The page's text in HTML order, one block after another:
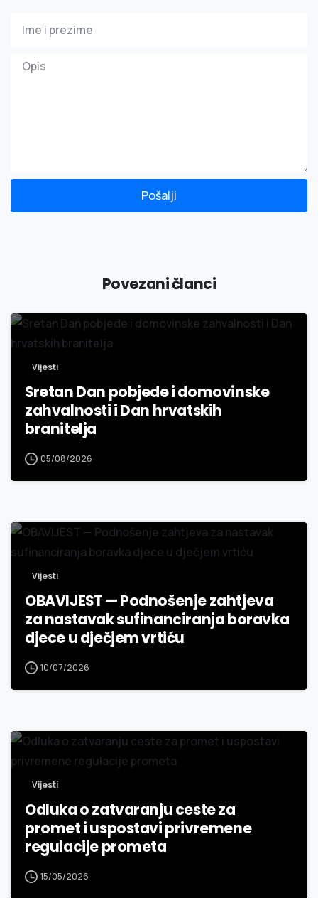
Pošalji
Povezani članci
Vijesti
Sretan Dan pobjede i domovinske
zahvalnosti i Dan hrvatskih
branitelja
05/08/2026
Vijesti
OBAVIJEST — Podnošenje zahtjeva
za nastavak sufinanciranja boravka
djece u dječjem vrtiću
10/07/2026
Vijesti
Odluka o zatvaranju ceste za
promet i uspostavi privremene
regulacije prometa
15/05/2026